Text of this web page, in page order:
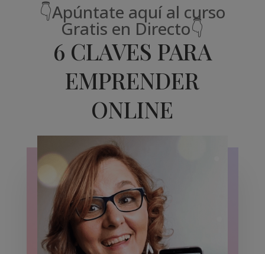
👇Apúntate aquí al curso
Gratis en Directo👇
6 CLAVES PARA
EMPRENDER
ONLINE